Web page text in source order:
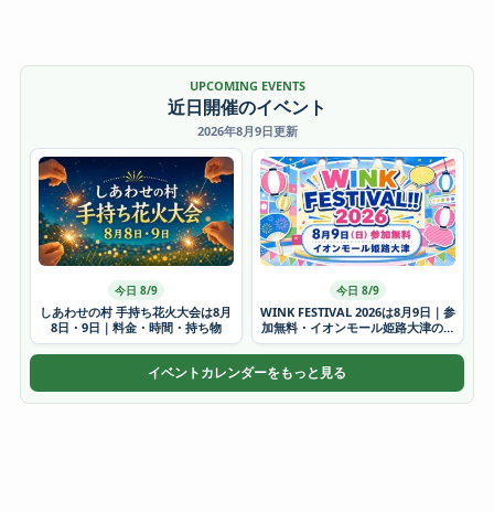
UPCOMING EVENTS
近日開催のイベント
2026年8月9日更新
今日 8/9
しあわせの村 手持ち花火大会は8月
8日・9日｜料金・時間・持ち物
今日 8/9
WINK FESTIVAL 2026は8月9日｜参
加無料・イオンモール姫路大津の時
間
イベントカレンダーをもっと見る